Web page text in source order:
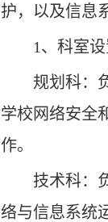
护，以及信息
1、科室
规划科：
学校网络安全
作。
技术科：
络与信息系统